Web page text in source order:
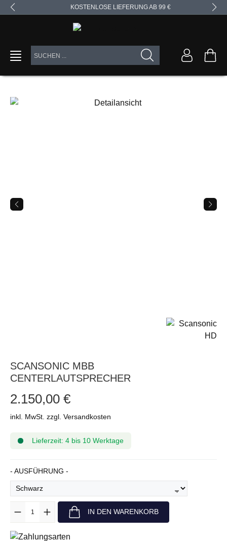
springen KOSTENLOSE LIEFERUNG AB 99 €
SCANSONIC MBB
CENTERLAUTSPRECHER
2.150,00 €
inkl. MwSt. zzgl. Versandkosten
Lieferzeit: 4 bis 10 Werktage
- AUSFÜHRUNG -
IN DEN WARENKORB